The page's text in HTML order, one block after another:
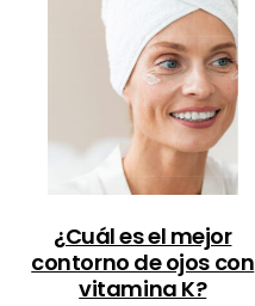
¿Cuál es el mejor
contorno de ojos con
vitamina K?